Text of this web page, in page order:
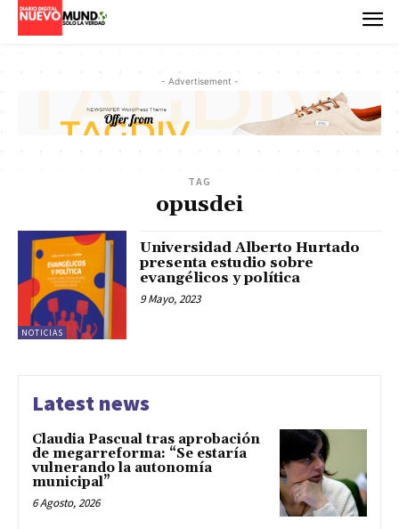
- Advertisement -
TAG
opusdei
NOTICIAS
Universidad Alberto Hurtado
presenta estudio sobre
evangélicos y política
9 Mayo, 2023
Latest news
Claudia Pascual tras aprobación
de megarreforma: “Se estaría
vulnerando la autonomía
municipal”
6 Agosto, 2026